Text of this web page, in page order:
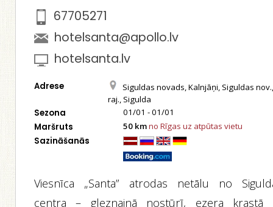
67705271
hotelsanta@apollo.lv
hotelsanta.lv
Adrese
Siguldas novads, Kalnjāņi, Siguldas
raj., Sigulda
Sezona 01/01 - 01/01
Maršruts 50 kmno Rīgas uz atpūtas vietu
Sazināšanās
Viesnīca „Santa” atrodas netālu no
centra – gleznainā nostūrī, ezera krastā